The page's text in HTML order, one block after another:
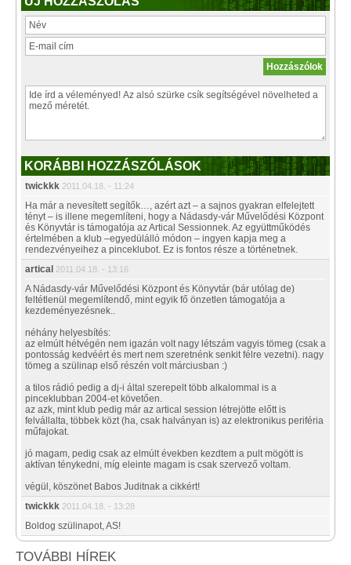
KORÁBBI HOZZÁSZÓLÁSOK
twickkk 2011.04.18. - 11:24
Ha már a nevesített segítők…, azért azt – a sajnos gyakran elfelejtett
tényt – is illene megemlíteni, hogy a Nádasdy-vár Művelődési Központ
és Könyvtár is támogatója az Artical Sessionnek. Az együttműködés
értelmében a klub –egyedülálló módon – ingyen kapja meg a
rendezvényeihez a pinceklubot. Ez is fontos része a történetnek.
artical 2011.04.18. - 13:16
A Nádasdy-vár Művelődési Központ és Könyvtár (bár utólag de)
feltétlenül megemlítendő, mint egyik fő önzetlen támogatója a
kezdeményezésnek..
néhány helyesbítés:
az elmúlt hétvégén nem igazán volt nagy létszám vagyis tömeg (csak a
pontosság kedvéért és mert nem szeretnénk senkit félre vezetni). nagy
tömeg a szülinap első részén volt márciusban :)
a tilos rádió pedig a dj-i által szerepelt több alkalommal is a
pinceklubban 2004-et követően.
az azk, mint klub pedig már az artical session létrejötte előtt is
felvállalta, többek közt (ha, csak halványan is) az elektronikus periféria
műfajokat.
jó magam, pedig csak az elmúlt években kezdtem a pult mögött is
aktívan ténykedni, míg eleinte magam is csak szervező voltam.
végül, köszönet Babos Juditnak a cikkért!
twickkk 2011.04.18. - 13:28
Boldog szülinapot, AS!
TOVÁBBI HÍREK